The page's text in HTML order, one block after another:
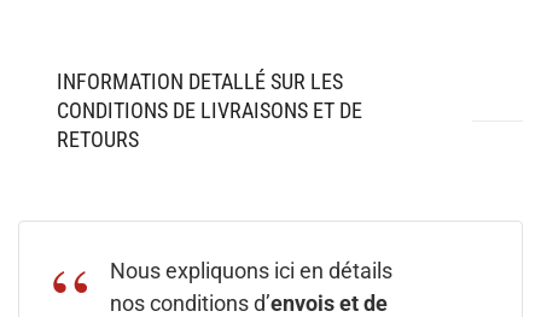
INFORMATION DETALLÉ SUR LES
CONDITIONS DE LIVRAISONS ET DE
RETOURS
Nous expliquons ici en détails
nos conditions d’envois et de